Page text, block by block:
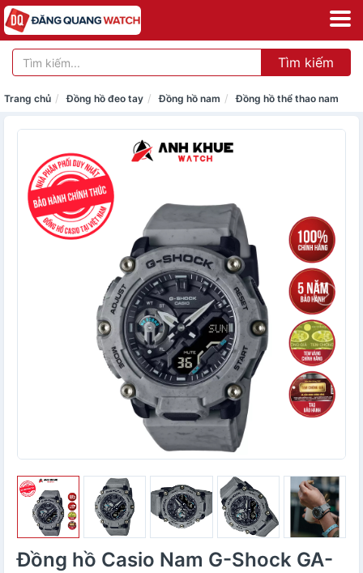
Tìm kiếm
Trang chủ Đồng hồ đeo tay Đồng hồ nam Đồng hồ thể thao nam
Đồng hồ Casio Nam G-Shock GA-